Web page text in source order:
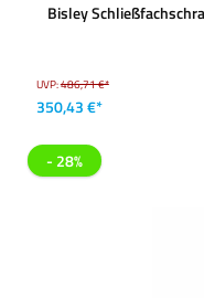
Bisley
UVP:486,71 €*
350,43 €*
- 28%